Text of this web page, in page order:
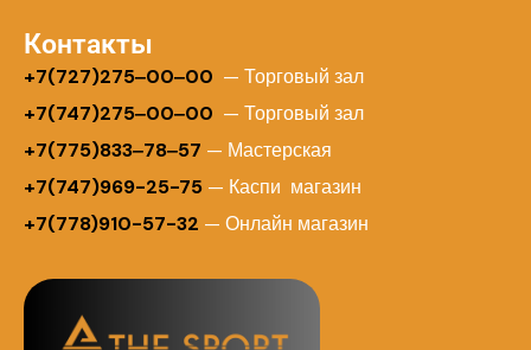
Контакты
+7(727)275‒00‒00 — Торговый зал
+7(747)275‒00‒00 — Торговый зал
+7(775)833‒78‒57 — Мастерская
+7(747)969-25-75 — Каспи магазин
+7(778)910-57-32 — Онлайн магазин